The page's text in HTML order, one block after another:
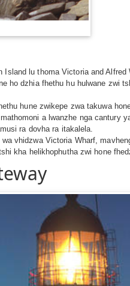
Island lu thoma Victoria and
ho dzhia fhethu hu hulwane
hune zwikepe zwa takuwa
a lwanzhe nga cantury
ra dovha ra itakalela.
vhidzwa Victoria Wharf,
kha helikhophutha zwi hone